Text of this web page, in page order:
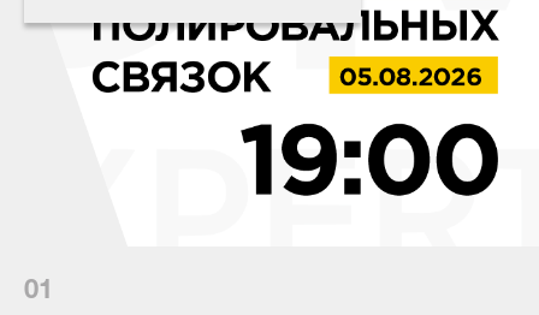
01
02
03
04
05
06
07
08
09
10